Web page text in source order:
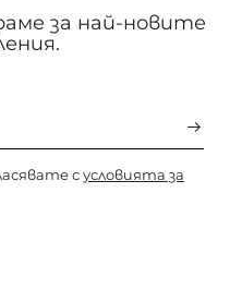
за най-новите
сусловията за